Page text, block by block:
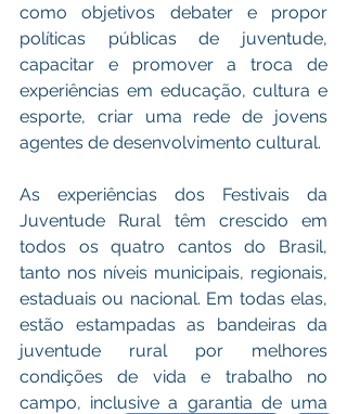
como objetivos debater e propor
políticas públicas de juventude,
capacitar e promover a troca de
experiências em educação, cultura e
esporte, criar uma rede de jovens
agentes de desenvolvimento cultural.
As experiências dos Festivais da
Juventude Rural têm crescido em
todos os quatro cantos do Brasil,
tanto nos níveis municipais, regionais,
estaduais ou nacional. Em todas elas,
estão estampadas as bandeiras da
juventude rural por melhores
condições de vida e trabalho no
campo, inclusive a garantia de uma